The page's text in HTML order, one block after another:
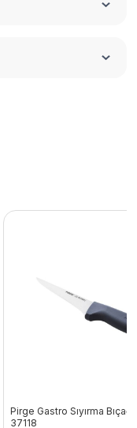
Pirge Gastro Sıyırma
37118